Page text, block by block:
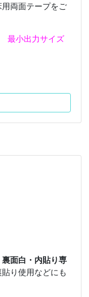
両面テープをご
最小出力サイズ
裏面白・内貼り専
り使用などにも